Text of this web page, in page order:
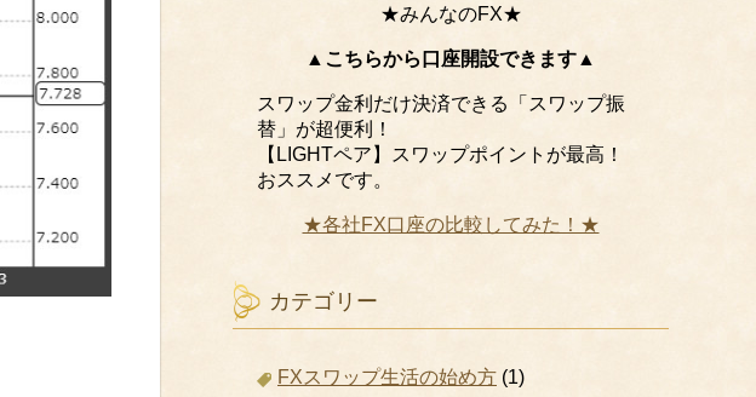
★みんなのFX★
▲こちらから口座開設できます▲
スワップ金利だけ決済できる「スワップ振
替」が超便利！
【LIGHTペア】スワップポイントが最高！
おススメです。
★各社FX口座の比較してみた！★
カテゴリー
FXスワップ生活の始め方 (1)